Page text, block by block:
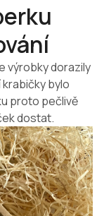
výrobky dorazily
bylo
proto pečlivě
dostat.